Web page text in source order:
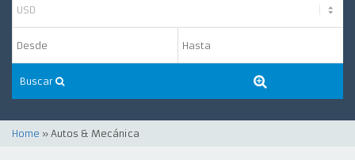
Buscar
Home » Autos & Mecánica